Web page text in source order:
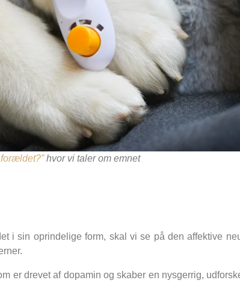
hvor vi taler om emnet
i sin oprindelige form, skal vi se på den affektive
er drevet af dopamin og skaber en nysgerrig,